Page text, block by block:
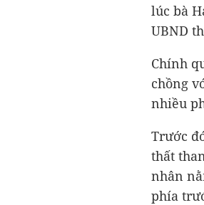
lúc bà
UBND
Chính
chồng
nhiều
Trước
thất
nhân
phía